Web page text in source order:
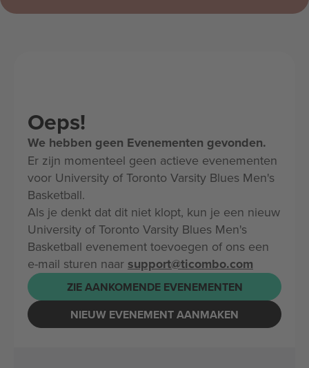
Oeps!
We hebben geen Evenementen gevonden.
Er zijn momenteel geen actieve evenementen
voor University of Toronto Varsity Blues Men's
Basketball.
Als je denkt dat dit niet klopt, kun je een nieuw
University of Toronto Varsity Blues Men's
Basketball evenement toevoegen of ons een
e-mail sturen naar support@ticombo.com
ZIE AANKOMENDE EVENEMENTEN
NIEUW EVENEMENT AANMAKEN